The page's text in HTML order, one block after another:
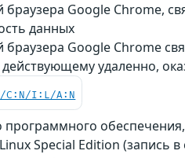
Google Chrome,
данных
Google Chrome
удаленно,
C:N/I:L/A:N
программного
Special Edition